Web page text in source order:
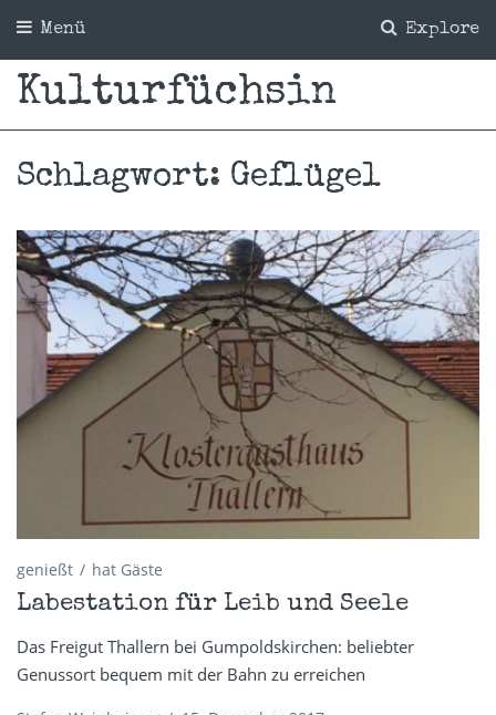
Explore
Menü
Kulturfüchsin
Schlagwort: Geflügel
genießt hat Gäste
Labestation für Leib und Seele
Das Freigut Thallern bei Gumpoldskirchen: beliebter
Genussort bequem mit der Bahn zu erreichen